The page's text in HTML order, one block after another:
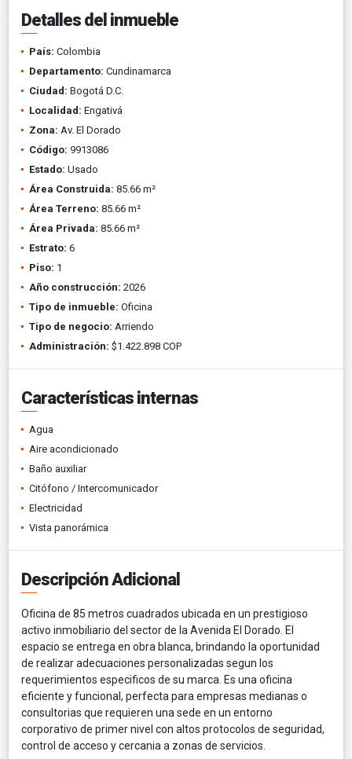
Detalles del inmueble
País: Colombia
Departamento: Cundinamarca
Ciudad: Bogotá D.C.
Localidad: Engativá
Zona: Av. El Dorado
Código: 9913086
Estado: Usado
Área Construida: 85.66 m²
Área Terreno: 85.66 m²
Área Privada: 85.66 m²
Estrato: 6
Piso: 1
Año construcción: 2026
Tipo de inmueble: Oficina
Tipo de negocio: Arriendo
Administración: $1.422.898 COP
Características internas
Agua
Aire acondicionado
Baño auxiliar
Citófono / Intercomunicador
Electricidad
Vista panorámica
Descripción Adicional
Oficina de 85 metros cuadrados ubicada en un prestigioso
activo inmobiliario del sector de la Avenida El Dorado. El
espacio se entrega en obra blanca, brindando la oportunidad
de realizar adecuaciones personalizadas segun los
requerimientos especificos de su marca. Es una oficina
eficiente y funcional, perfecta para empresas medianas o
consultorias que requieren una sede en un entorno
corporativo de primer nivel con altos protocolos de seguridad,
control de acceso y cercania a zonas de servicios.